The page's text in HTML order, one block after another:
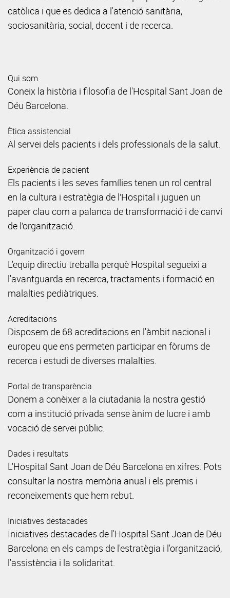
catòlica i que es dedica a l'atenció sanitària,
sociosanitària, social, docent i de recerca.
Qui som
Coneix la història i filosofia de l'Hospital Sant Joan de
Déu Barcelona.
Ètica assistencial
Al servei dels pacients i dels professionals de la salut.
Experiència de pacient
Els pacients i les seves famílies tenen un rol central
en la cultura i estratègia de l’Hospital i juguen un
paper clau com a palanca de transformació i de canvi
de l’organització.
Organització i govern
L'equip directiu treballa perquè Hospital segueixi a
l'avantguarda en recerca, tractaments i formació en
malalties pediàtriques.
Acreditacions
Disposem de 68 acreditacions en l'àmbit nacional i
europeu que ens permeten participar en fòrums de
recerca i estudi de diverses malalties.
Portal de transparència
Donem a conèixer a la ciutadania la nostra gestió
com a institució privada sense ànim de lucre i amb
vocació de servei públic.
Dades i resultats
L'Hospital Sant Joan de Déu Barcelona en xifres. Pots
consultar la nostra memòria anual i els premis i
reconeixements que hem rebut.
Iniciatives destacades
Iniciatives destacades de l'Hospital Sant Joan de Déu
Barcelona en els camps de l'estratègia i l'organització,
l'assistència i la solidaritat.